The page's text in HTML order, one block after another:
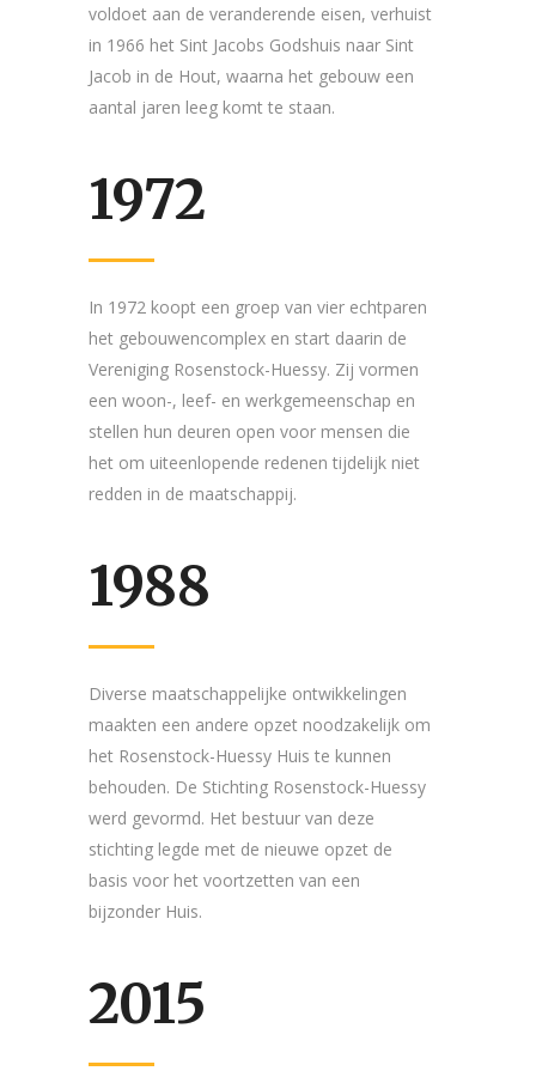
voldoet aan de veranderende eisen, verhuist
in 1966 het Sint Jacobs Godshuis naar Sint
Jacob in de Hout, waarna het gebouw een
aantal jaren leeg komt te staan.
1972
In 1972 koopt een groep van vier echtparen
het gebouwencomplex en start daarin de
Vereniging Rosenstock-Huessy. Zij vormen
een woon-, leef- en werkgemeenschap en
stellen hun deuren open voor mensen die
het om uiteenlopende redenen tijdelijk niet
redden in de maatschappij.
1988
Diverse maatschappelijke ontwikkelingen
maakten een andere opzet noodzakelijk om
het Rosenstock-Huessy Huis te kunnen
behouden. De Stichting Rosenstock-Huessy
werd gevormd. Het bestuur van deze
stichting legde met de nieuwe opzet de
basis voor het voortzetten van een
bijzonder Huis.
2015